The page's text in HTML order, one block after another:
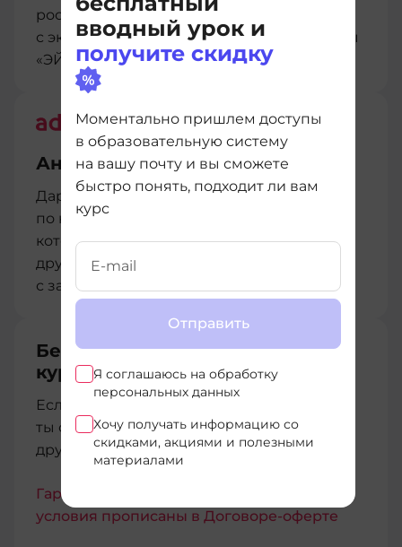
вводный урок и
получите скидку
Моментально пришлем доступы
в образовательную систему
на вашу почту и вы сможете
быстро понять, подходит ли вам
курс
Отправить
Я соглашаюсь на обработку
персональных данных
Хочу получать информацию со
скидками, акциями и полезными
материалами
росту, разработанный совместно
с экспертами из центра развития карьеры
«ЭЙЧ»
Английский для IT
Дарим нашим студентам мини-курс
по ключевым английским словам в IT,
который сделали совместно с нашими
друзьями из Advance. Учимся и работаем
с зарубежными коллегами легко.
Бесплатный перевод между
курсами
Если купленный курс тебе не подойдет,
ты сможешь бесплатно перейти на любой
другой без дополнительных расходов
Гарантии имеют юридическую силу,
условия прописаны в Договоре-оферте